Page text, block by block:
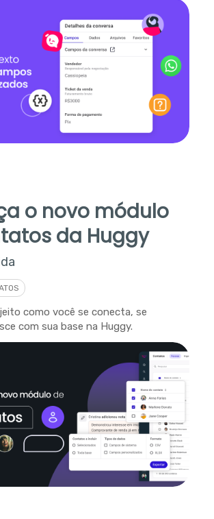
o novo módulo
da Huggy
como você se conecta, se
com sua base na Huggy.